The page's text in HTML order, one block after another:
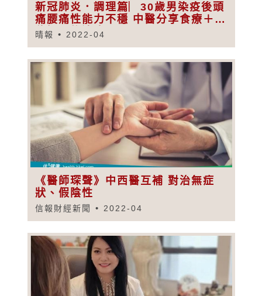
新冠肺炎．調理篇︳30歲男染疫後頭
痛腰痛性能力不穩 中醫分享食療＋穴
位調理後遺症
晴報 2022-04
《醫師琛聲》中西醫互補 對治無症
狀、假陰性
信報財經新聞 2022-04